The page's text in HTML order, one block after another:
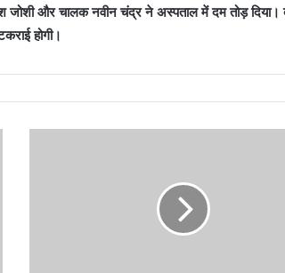
जोशी और चालक नवीन चंद्र ने अस्पताल में दम तोड़ दिया।
होगी।